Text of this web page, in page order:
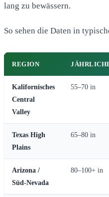
lang zu bewässern.
So sehen die Daten in
REGION
Kalifornisches
Central
Valley
55–70 in
Texas High
Plains
65–80 in
Arizona /
Süd-Nevada
80–100+ in